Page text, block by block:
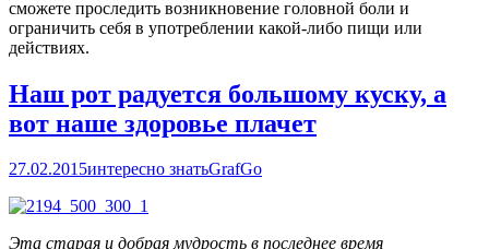
сможете проследить возникновение головной боли и
ограничить себя в употреблении какой-либо пищи или
действиях.
Наш рот радуется большому куску, а
вот наше здоровье плачет
27.02.2015интересно знатьGrafGo
Эта старая и добрая мудрость в последнее время